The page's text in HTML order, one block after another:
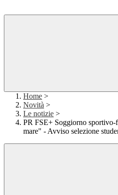
Home >
Novità >
Le notizie >
PR FSE+ Soggiorno
mare" - Avviso selezione